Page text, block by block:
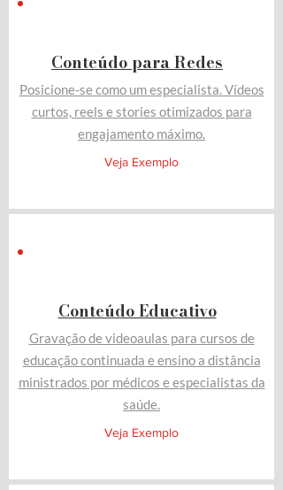
Conteúdo para Redes
Posicione-se como um especialista. Vídeos
curtos, reels e stories otimizados para
engajamento máximo.
Veja Exemplo
Conteúdo Educativo
Gravação de videoaulas para cursos de
educação continuada e ensino a distância
ministrados por médicos e especialistas da
saúde.
Veja Exemplo